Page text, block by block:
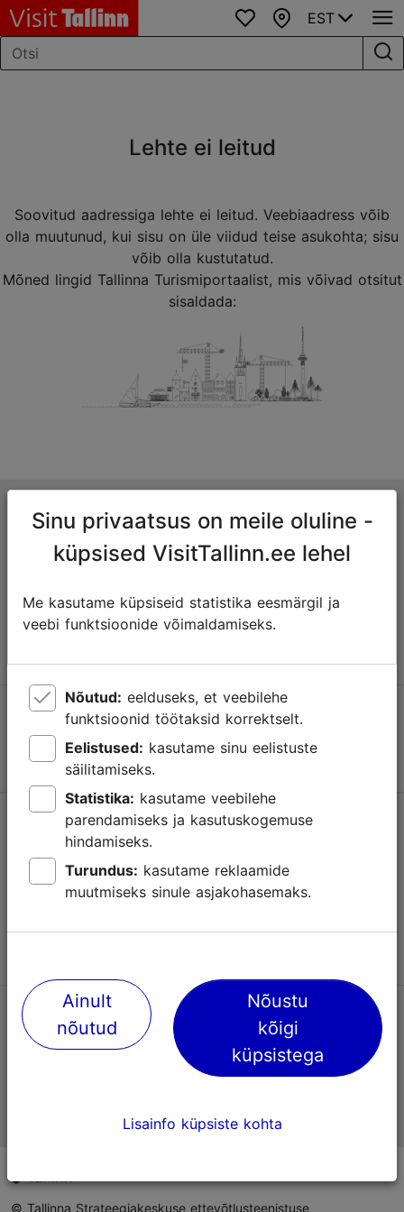
Lemmikud
Kaart
EST
Lehte ei leitud
Soovitud aadressiga lehte ei leitud. Veebiaadress võib
olla muutunud, kui sisu on üle viidud teise asukohta; sisu
võib olla kustutatud.
Mõned lingid Tallinna Turismiportaalist, mis võivad otsitut
sisaldada:
Tallinna turismiinfokeskus
Niguliste 2, 10146 Tallinn, Eesti
info@visittallinn.ee
Jälgi meid @ VisitTallinn
Kasutajatingimused
Võta meiega ühendust
TripAdvisori® hinnangud ja arvustused
© Tallinna Strateegiakeskuse ettevõtlusteenistuse
Sinu privaatsus on meile oluline -
küpsised VisitTallinn.ee lehel
Me kasutame küpsiseid statistika eesmärgil ja
veebi funktsioonide võimaldamiseks.
Nõutud:
funktsioonid töötaksid korrektselt.
Eelistused:
säilitamiseks.
Statistika:
parendamiseks ja kasutuskogemuse
hindamiseks.
Turundus:
muutmiseks sinule asjakohasemaks.
Ainult
nõutud
Nõustu
kõigi
küpsistega
Lisainfo küpsiste kohta